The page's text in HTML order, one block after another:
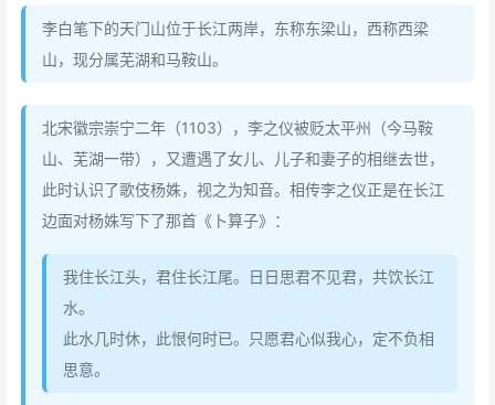
李白笔下的天门山位于长江两岸，东称东梁山，西称西梁
山，现分属芜湖和马鞍山。
北宋徽宗崇宁二年（1103），李之仪被贬太平州（今马鞍
山、芜湖一带），又遭遇了女儿、儿子和妻子的相继去世，
此时认识了歌伎杨姝，视之为知音。相传李之仪正是在长江
边面对杨姝写下了那首《卜算子》：
我住长江头，君住长江尾。日日思君不见君，共饮长江
水。
此水几时休，此恨何时已。只愿君心似我心，定不负相
思意。